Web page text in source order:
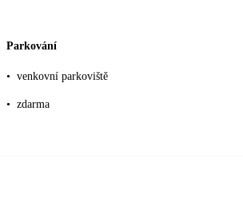
Parkování
• venkovní parkoviště
• zdarma